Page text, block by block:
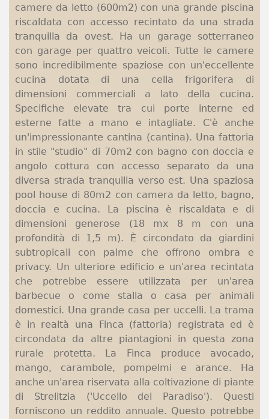
camere da letto (600m2) con una grande piscina
riscaldata con accesso recintato da una strada
tranquilla da ovest. Ha un garage sotterraneo
con garage per quattro veicoli. Tutte le camere
sono incredibilmente spaziose con un'eccellente
cucina dotata di una cella frigorifera di
dimensioni commerciali a lato della cucina.
Specifiche elevate tra cui porte interne ed
esterne fatte a mano e intagliate. C'è anche
un'impressionante cantina (cantina). Una fattoria
in stile "studio" di 70m2 con bagno con doccia e
angolo cottura con accesso separato da una
diversa strada tranquilla verso est. Una spaziosa
pool house di 80m2 con camera da letto, bagno,
doccia e cucina. La piscina è riscaldata e di
dimensioni generose (18 mx 8 m con una
profondità di 1,5 m). È circondato da giardini
subtropicali con palme che offrono ombra e
privacy. Un ulteriore edificio e un'area recintata
che potrebbe essere utilizzata per un'area
barbecue o come stalla o casa per animali
domestici. Una grande casa per uccelli. La trama
è in realtà una Finca (fattoria) registrata ed è
circondata da altre piantagioni in questa zona
rurale protetta. La Finca produce avocado,
mango, carambole, pompelmi e arance. Ha
anche un'area riservata alla coltivazione di piante
di Strelitzia ('Uccello del Paradiso'). Questi
forniscono un reddito annuale. Questo potrebbe